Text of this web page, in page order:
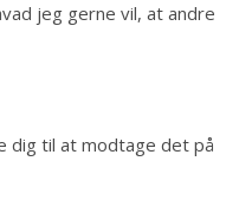
jeg gerne vil, at andre
dig til at modtage det på